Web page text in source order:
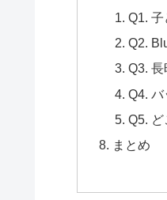
Q1.
Q2.
Q3.
Q4.
Q5.
まとめ